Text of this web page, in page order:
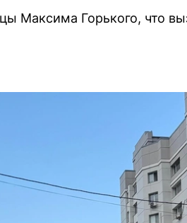
Максима Горького, что